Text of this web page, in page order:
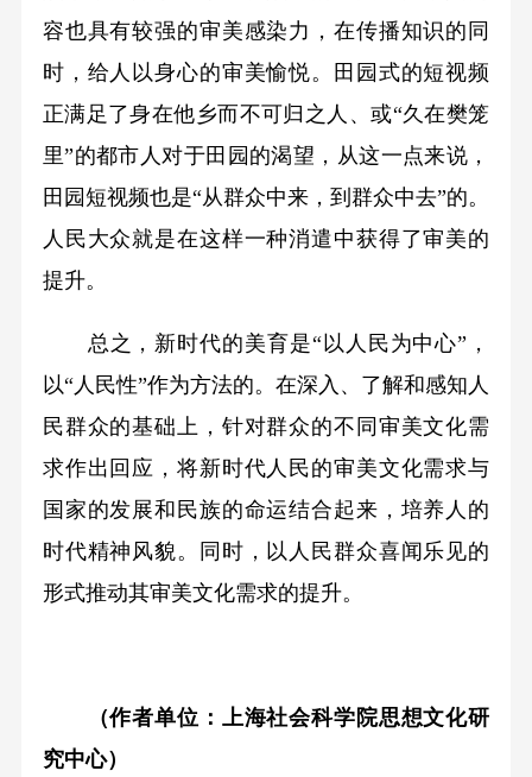
容也具有较强的审美感染力，在传播知识的同
时，给人以身心的审美愉悦。田园式的短视频
正满足了身在他乡而不可归之人、或“久在樊笼
里”的都市人对于田园的渴望，从这一点来说，
田园短视频也是“从群众中来，到群众中去”的。
人民大众就是在这样一种消遣中获得了审美的
提升。
总之，新时代的美育是“以人民为中心”，
以“人民性”作为方法的。在深入、了解和感知人
民群众的基础上，针对群众的不同审美文化需
求作出回应，将新时代人民的审美文化需求与
国家的发展和民族的命运结合起来，培养人的
时代精神风貌。同时，以人民群众喜闻乐见的
形式推动其审美文化需求的提升。
（作者单位：上海社会科学院思想文化研
究中心）